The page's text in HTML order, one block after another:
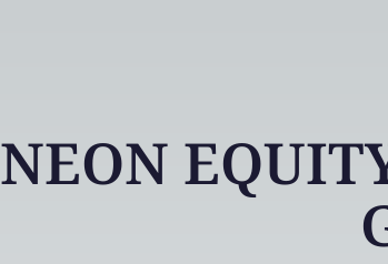
NEON